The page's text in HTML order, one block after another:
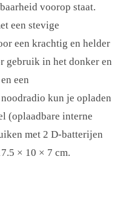
voorop staat.
een stevige
een krachtig en helder
gebruik in het donker en
een
kun je opladen
(oplaadbare interne
met 2 D-batterijen
× 10 × 7 cm.